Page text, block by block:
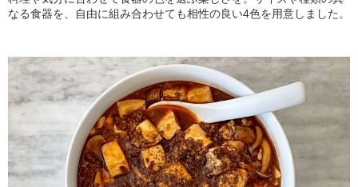
なる食器を、自由に組み合わせても相性の良い4色を用意しました。